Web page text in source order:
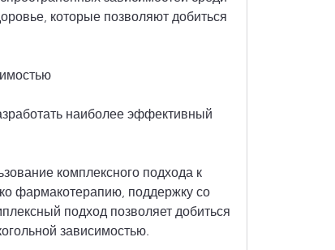
которые позволяют добиться
наиболее эффективный
комплексного подхода к
фармакотерапию, поддержку со
подход позволяет добиться
зависимостью.